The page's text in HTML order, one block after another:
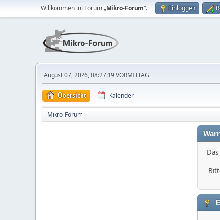
Willkommen im Forum „Mikro-Forum“. Einloggen
August 07, 2026, 08:27:19 VORMITTAG
Übersicht Kalender
Mikro-Forum